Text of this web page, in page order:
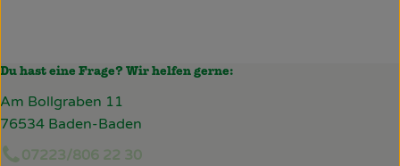
Du hast eine Frage? Wir helfen gerne:
Am Bollgraben 11
76534 Baden-Baden
07223/806 22 30